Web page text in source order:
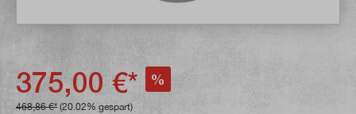
375,00 €* %
468,86 €* (20.02% gespart)